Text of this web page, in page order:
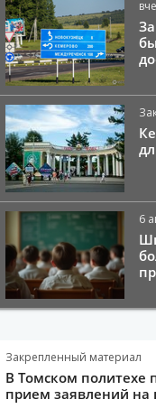
6
Закрепленный материал
В Томском политехе
прием заявлений на